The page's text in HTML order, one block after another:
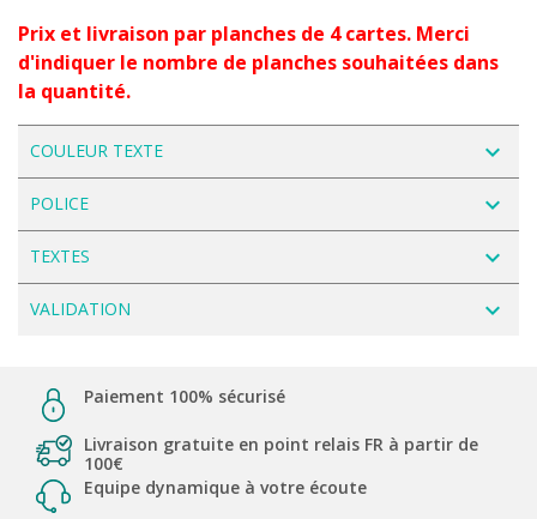
Prix et livraison par planches de 4 cartes. Merci
d'indiquer le nombre de planches souhaitées dans
la quantité.
COULEUR TEXTE navigate_next
POLICE navigate_next
TEXTES navigate_next
VALIDATION navigate_next
Paiement 100% sécurisé
Livraison gratuite en point relais FR à partir de
100€
Equipe dynamique à votre écoute